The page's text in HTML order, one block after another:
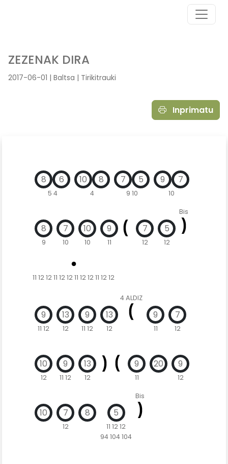
ZEZENAK DIRA
2017-06-01 | Baltsa | Tirikitrauki
Inprimatu
8 6
5 4
10 8
4
7 5
9 10
9 7
10
8
9
7
10
10
10
9
11
7
12
5
12
Bis
11 12 12 11 12 12 11 12 12 11 12 12
9
11 12
13
12
9
11 12
13
12
4 ALDIZ
9
11
7
12
10
12
9
11 12
13
12
9
11
20 9
12
10 7
12
8 5
11 12 12
94 104 104
Bis